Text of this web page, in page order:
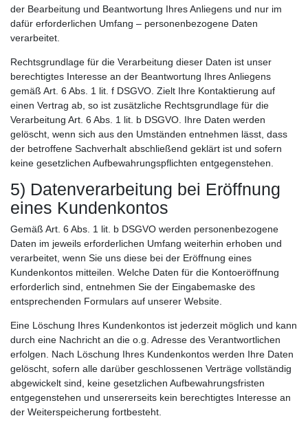
der Bearbeitung und Beantwortung Ihres Anliegens und nur im
dafür erforderlichen Umfang – personenbezogene Daten
verarbeitet.
Rechtsgrundlage für die Verarbeitung dieser Daten ist unser
berechtigtes Interesse an der Beantwortung Ihres Anliegens
gemäß Art. 6 Abs. 1 lit. f DSGVO. Zielt Ihre Kontaktierung auf
einen Vertrag ab, so ist zusätzliche Rechtsgrundlage für die
Verarbeitung Art. 6 Abs. 1 lit. b DSGVO. Ihre Daten werden
gelöscht, wenn sich aus den Umständen entnehmen lässt, dass
der betroffene Sachverhalt abschließend geklärt ist und sofern
keine gesetzlichen Aufbewahrungspflichten entgegenstehen.
5) Datenverarbeitung bei Eröffnung
eines Kundenkontos
Gemäß Art. 6 Abs. 1 lit. b DSGVO werden personenbezogene
Daten im jeweils erforderlichen Umfang weiterhin erhoben und
verarbeitet, wenn Sie uns diese bei der Eröffnung eines
Kundenkontos mitteilen. Welche Daten für die Kontoeröffnung
erforderlich sind, entnehmen Sie der Eingabemaske des
entsprechenden Formulars auf unserer Website.
Eine Löschung Ihres Kundenkontos ist jederzeit möglich und kann
durch eine Nachricht an die o.g. Adresse des Verantwortlichen
erfolgen. Nach Löschung Ihres Kundenkontos werden Ihre Daten
gelöscht, sofern alle darüber geschlossenen Verträge vollständig
abgewickelt sind, keine gesetzlichen Aufbewahrungsfristen
entgegenstehen und unsererseits kein berechtigtes Interesse an
der Weiterspeicherung fortbesteht.